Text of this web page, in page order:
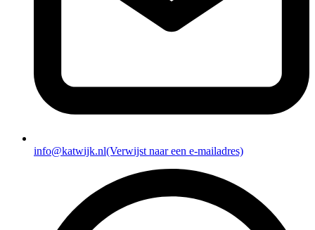
info@katwijk.nl(Verwijst naar een e-mailadres)